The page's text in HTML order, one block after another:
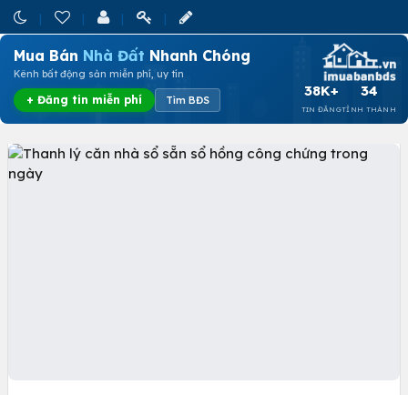
Mua Bán Nhà Đất Nhanh Chóng
Kênh bất động sản miễn phí, uy tín
+ Đăng tin miễn phí Tìm BĐS
38K+
TIN ĐĂNG
34
TỈNH THÀNH